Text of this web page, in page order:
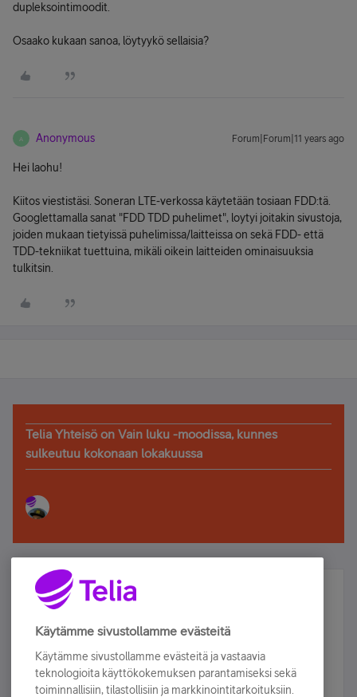
dupleksointimoodit.
Osaako kukaan sanoa, löytyykö sellaisia?
A Anonymous Forum|Forum|11 years ago
Hei laohu!
Kiitos viestistäsi. Soneran LTE-verkossa käytetään tosiaan FDD:tä.
Googlettamalla sanat "FDD TDD puhelimet", loytyi joitakin sivustoja,
joiden mukaan tietyissä puhelimissa/laitteissa on sekä FDD- että
TDD-tekniikat tuettuina, mikäli oikein laitteiden ominaisuuksia
tulkitsin.
Telia Yhteisö on Vain luku -moodissa, kunnes
sulkeutuu kokonaan lokakuussa
Älä jää paitsi – osallistu ja voita!
Tilaa Telian uutiskirje ja olet mukana arvonnassa.
sähköpostiisi.
Käytämme sivustollamme evästeitä
Käytämme sivustollamme evästeitä ja vastaavia
teknologioita käyttökokemuksen parantamiseksi sekä
toiminnallisiin, tilastollisiin ja markkinointitarkoituksiin.